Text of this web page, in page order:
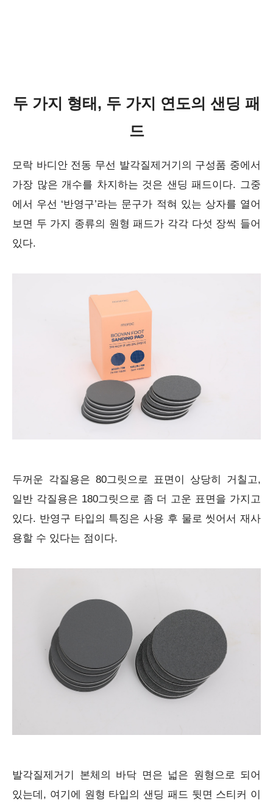
두 가지 형태, 두 가지 연도의 샌딩 패
드
모락 바디안 전동 무선 발각질제거기의 구성품 중에서
가장 많은 개수를 차지하는 것은 샌딩 패드이다. 그중
에서 우선 ‘반영구’라는 문구가 적혀 있는 상자를 열어
보면 두 가지 종류의 원형 패드가 각각 다섯 장씩 들어
있다.
두꺼운 각질용은 80그릿으로 표면이 상당히 거칠고,
일반 각질용은 180그릿으로 좀 더 고운 표면을 가지고
있다. 반영구 타입의 특징은 사용 후 물로 씻어서 재사
용할 수 있다는 점이다.
발각질제거기 본체의 바닥 면은 넓은 원형으로 되어
있는데, 여기에 원형 타입의 샌딩 패드 뒷면 스티커 이